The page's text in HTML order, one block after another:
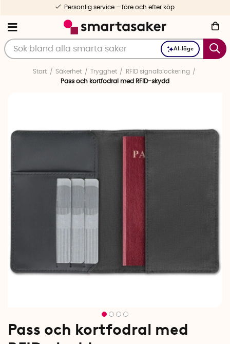
AI-läge
Personlig service – före och efter köp
Start Säkerhet Trygghet
RFID signalblockering
Pass och kortfodral med RFID-skydd
Pass och kortfodral med